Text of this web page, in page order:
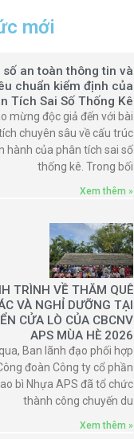
mới
số an toàn thông tin và
chuẩn kiểm định của
Tích Sai Số Thống Kê
mừng độc giả đến với bài
chuyên sâu về cấu trúc
hành của phân tích sai số
thống kê. Trong bối
Xem thêm »
TRÌNH VỀ THĂM QUÊ
VÀ NGHỈ DƯỠNG TẠI
CỬA LÒ CỦA CBCNV
APS MÙA HÈ 2026
Ban lãnh đạo phối hợp
đoàn Công ty cổ phần
bì Nhựa APS đã tổ chức
thành công chuyến du
Xem thêm »